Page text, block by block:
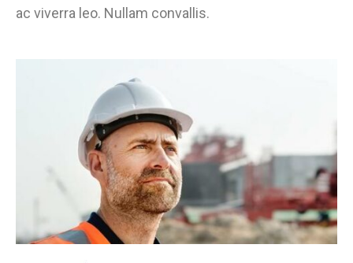
ac viverra leo. Nullam convallis.